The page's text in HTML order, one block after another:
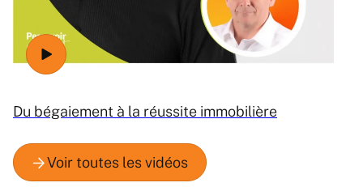
Du bégaiement à la réussite immobilière